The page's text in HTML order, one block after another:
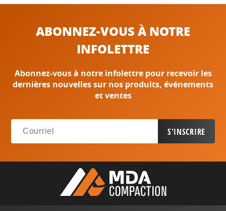
ABONNEZ-VOUS À NOTRE
INFOLETTRE
Abonnez-vous à notre infolettre pour recevoir les
dernières nouvelles sur nos produits, événements
et ventes